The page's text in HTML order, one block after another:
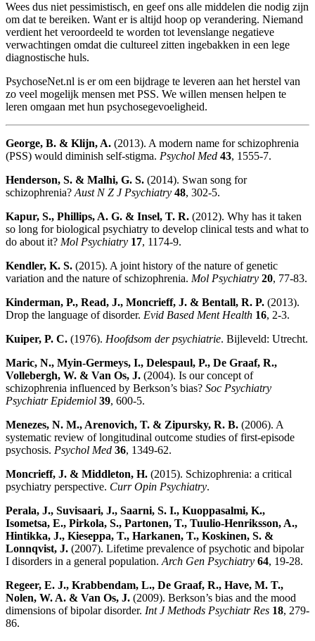
Wees dus niet pessimistisch, en geef ons alle middelen die nodig zijn
om dat te bereiken. Want er is altijd hoop op verandering. Niemand
verdient het veroordeeld te worden tot levenslange negatieve
verwachtingen omdat die cultureel zitten ingebakken in een lege
diagnostische huls.
PsychoseNet.nl is er om een bijdrage te leveren aan het herstel van
zo veel mogelijk mensen met PSS. We willen mensen helpen te
leren omgaan met hun psychosegevoeligheid.
George, B. & Klijn, A. (2013). A modern name for schizophrenia
(PSS) would diminish self-stigma. Psychol Med 43, 1555-7.
Henderson, S. & Malhi, G. S. (2014). Swan song for
schizophrenia? Aust N Z J Psychiatry 48, 302-5.
Kapur, S., Phillips, A. G. & Insel, T. R. (2012). Why has it taken
so long for biological psychiatry to develop clinical tests and what to
do about it? Mol Psychiatry 17, 1174-9.
Kendler, K. S. (2015). A joint history of the nature of genetic
variation and the nature of schizophrenia. Mol Psychiatry 20, 77-83.
Kinderman, P., Read, J., Moncrieff, J. & Bentall, R. P. (2013).
Drop the language of disorder. Evid Based Ment Health 16, 2-3.
Kuiper, P. C. (1976). Hoofdsom der psychiatrie. Bijleveld: Utrecht.
Maric, N., Myin-Germeys, I., Delespaul, P., De Graaf, R.,
Vollebergh, W. & Van Os, J. (2004). Is our concept of
schizophrenia influenced by Berkson’s bias? Soc Psychiatry
Psychiatr Epidemiol 39, 600-5.
Menezes, N. M., Arenovich, T. & Zipursky, R. B. (2006). A
systematic review of longitudinal outcome studies of first-episode
psychosis. Psychol Med 36, 1349-62.
Moncrieff, J. & Middleton, H. (2015). Schizophrenia: a critical
psychiatry perspective. Curr Opin Psychiatry.
Perala, J., Suvisaari, J., Saarni, S. I., Kuoppasalmi, K.,
Isometsa, E., Pirkola, S., Partonen, T., Tuulio-Henriksson, A.,
Hintikka, J., Kieseppa, T., Harkanen, T., Koskinen, S. &
Lonnqvist, J. (2007). Lifetime prevalence of psychotic and bipolar
I disorders in a general population. Arch Gen Psychiatry 64, 19-28.
Regeer, E. J., Krabbendam, L., De Graaf, R., Have, M. T.,
Nolen, W. A. & Van Os, J. (2009). Berkson’s bias and the mood
dimensions of bipolar disorder. Int J Methods Psychiatr Res 18, 279-
86.